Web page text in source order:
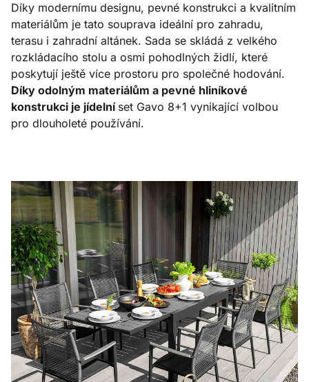
Díky modernímu designu, pevné konstrukci a kvalitním
materiálům je tato souprava ideální pro zahradu,
terasu i zahradní altánek. Sada se skládá z velkého
rozkládacího stolu a osmi pohodlných židlí, které
poskytují ještě více prostoru pro společné hodování.
Díky odolným materiálům a pevné hliníkové
konstrukci je jídelní set Gavo 8+1 vynikající volbou
pro dlouholeté používání.